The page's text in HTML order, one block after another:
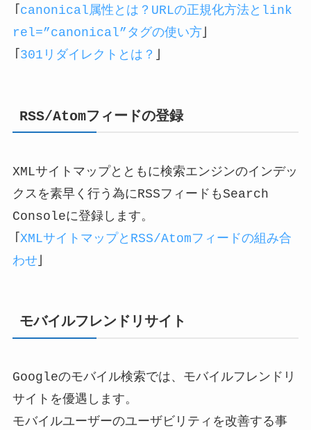
「 canonical属性とは？URLの正規化方法とlink
rel=”canonical”タグの使い方」
「 301リダイレクトとは？
RSS/Atomフィードの登録
XMLサイトマップとともに検索エンジンのインデッ
クスを素早く行う為にRSSフィードもSearch
Consoleに登録します。
XMLサイトマップとRSS/Atomフィードの組み合
わせ」
モバイルフレンドリサイト
Googleのモバイル検索では、モバイルフレンドリ
サイトを優遇します。
モバイルユーザーのユーザビリティを改善する事